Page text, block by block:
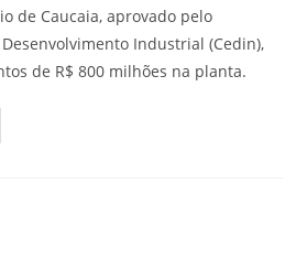
de Caucaia, aprovado pelo
Industrial (Cedin),
de R$ 800 milhões na planta.